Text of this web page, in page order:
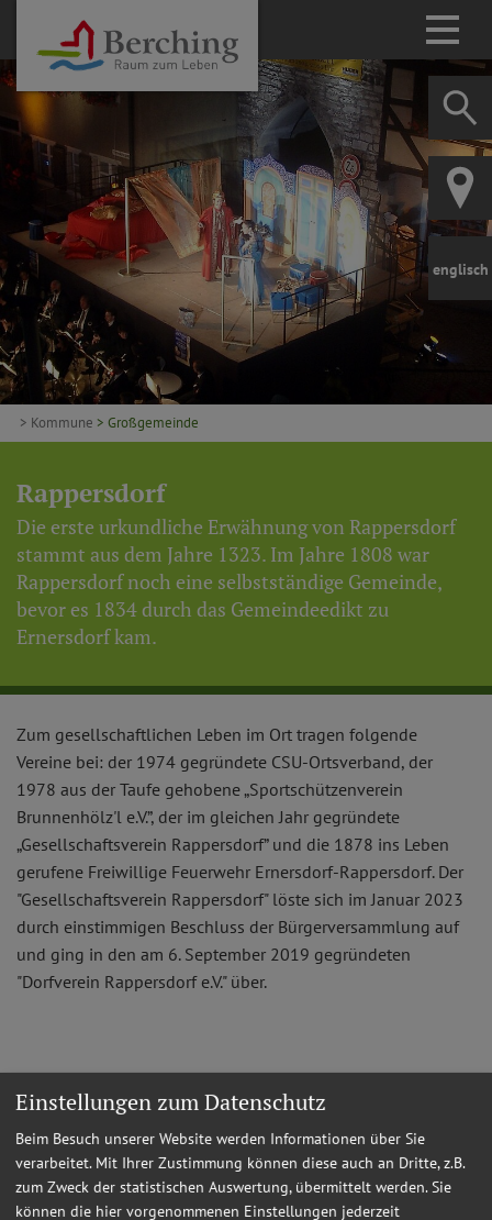
englisch
> Kommune > Großgemeinde
Rappersdorf
Die erste urkundliche Erwähnung von Rappersdorf
stammt aus dem Jahre 1323. Im Jahre 1808 war
Rappersdorf noch eine selbstständige Gemeinde,
bevor es 1834 durch das Gemeindeedikt zu
Ernersdorf kam.
Zum gesellschaftlichen Leben im Ort tragen folgende
Vereine bei: der 1974 gegründete CSU-Ortsverband, der
1978 aus der Taufe gehobene „Sportschützenverein
Brunnenhölz'l e.V.”, der im gleichen Jahr gegründete
„Gesellschaftsverein Rappersdorf” und die 1878 ins Leben
gerufene Freiwillige Feuerwehr Ernersdorf-Rappersdorf. Der
"Gesellschaftsverein Rappersdorf" löste sich im Januar 2023
durch einstimmigen Beschluss der Bürgerversammlung auf
und ging in den am 6. September 2019 gegründeten
"Dorfverein Rappersdorf e.V." über.
Rappersdorf online
zum Webauftritt des Ortes
Einstellungen zum Datenschutz
Beim Besuch unserer Website werden Informationen über Sie
verarbeitet. Mit Ihrer Zustimmung können diese auch an Dritte, z.B.
zum Zweck der statistischen Auswertung, übermittelt werden. Sie
können die hier vorgenommenen Einstellungen jederzeit